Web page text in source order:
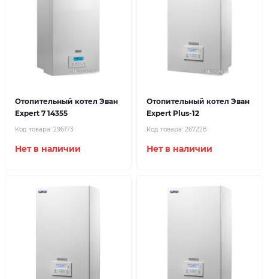
Отопительный котел Эван
Expert 7 14355
Код товара: 296173
Нет в наличии
Отопительный котел Эван
Expert Plus-12
Код товара: 267228
Нет в наличии